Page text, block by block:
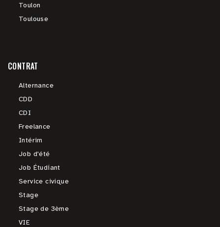
Toulon
Toulouse
CONTRAT
Alternance
CDD
CDI
Freelance
Intérim
Job d'été
Job Étudiant
Service civique
Stage
Stage de 3ème
VIE